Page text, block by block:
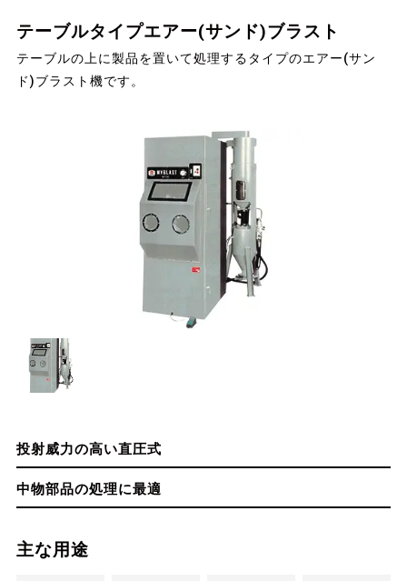
テーブルタイプエアー(サンド)ブラスト
テーブルの上に製品を置いて処理するタイプのエアー(サン
ド)ブラスト機です。
投射威力の高い直圧式
中物部品の処理に最適
主な用途